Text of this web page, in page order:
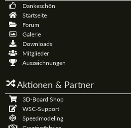
Dankeschön
Startseite
Forum
Galerie
Downloads
Mitglieder
Auszeichnungen
Aktionen & Partner
3D-Board Shop
WSC-Support
Speedmodeling